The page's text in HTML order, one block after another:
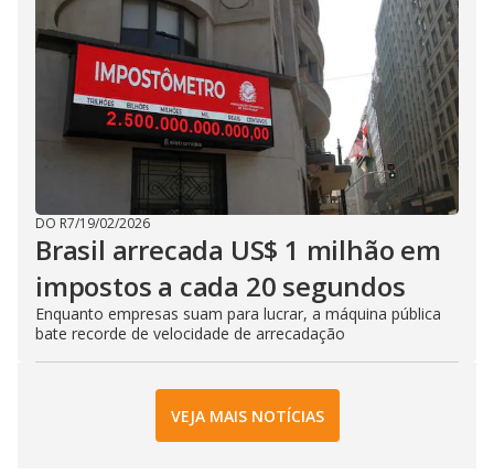
DO R7/19/02/2026
Brasil arrecada US$ 1 milhão em
impostos a cada 20 segundos
Enquanto empresas suam para lucrar, a máquina pública
bate recorde de velocidade de arrecadação
VEJA MAIS NOTÍCIAS